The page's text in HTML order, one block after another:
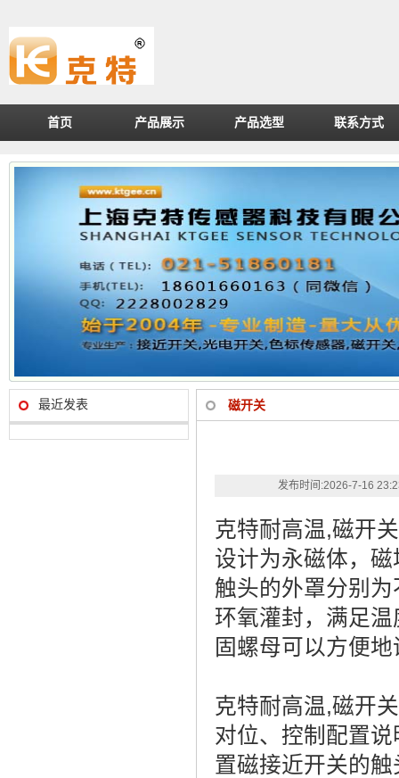
首页 产品展示 产品选型 联系方式
最近发表 磁开关
发布时间:2026-7-16
克特耐高温,磁开
设计为永磁体，
触头的外罩分别
环氧灌封，满足
固螺母可以方便
克特耐高温,磁开
对位、控制配置
置磁接近开关的